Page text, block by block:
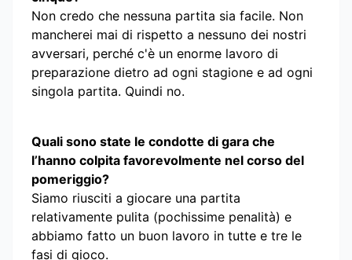
Non credo che nessuna partita sia facile. Non
mancherei mai di rispetto a nessuno dei nostri
avversari, perché c'è un enorme lavoro di
preparazione dietro ad ogni stagione e ad ogni
singola partita. Quindi no.
Quali sono state le condotte di gara che
l’hanno colpita favorevolmente nel corso del
pomeriggio?
Siamo riusciti a giocare una partita
relativamente pulita (pochissime penalità) e
abbiamo fatto un buon lavoro in tutte e tre le
fasi di gioco.